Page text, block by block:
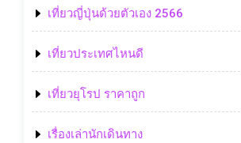
เที่ยวญี่ปุ่นด้วยตัวเอง 2566
เที่ยวประเทศไหนดี
เที่ยวยุโรป ราคาถูก
เรื่องเล่านักเดินทาง